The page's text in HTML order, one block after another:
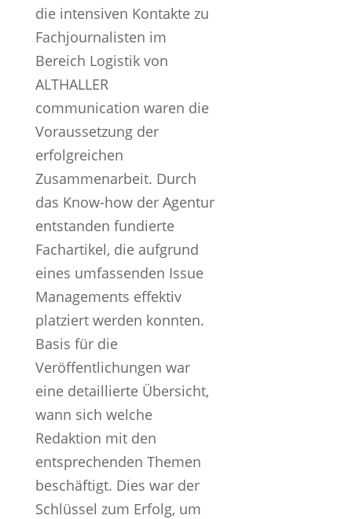
die intensiven Kontakte zu
Fachjournalisten im
Bereich Logistik von
ALTHALLER
communication waren die
Voraussetzung der
erfolgreichen
Zusammenarbeit. Durch
das Know-how der Agentur
entstanden fundierte
Fachartikel, die aufgrund
eines umfassenden Issue
Managements effektiv
platziert werden konnten.
Basis für die
Veröffentlichungen war
eine detaillierte Übersicht,
wann sich welche
Redaktion mit den
entsprechenden Themen
beschäftigt. Dies war der
Schlüssel zum Erfolg, um